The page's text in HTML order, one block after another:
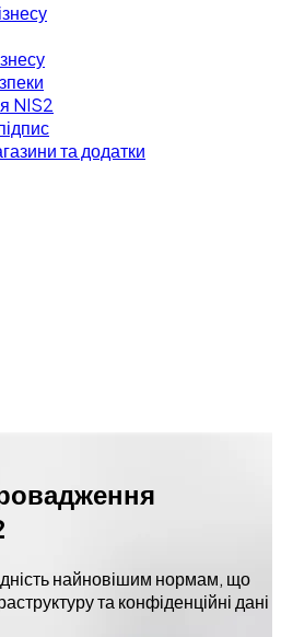
NIS2
та додатки
найновішим нормам, що
та конфіденційні дані